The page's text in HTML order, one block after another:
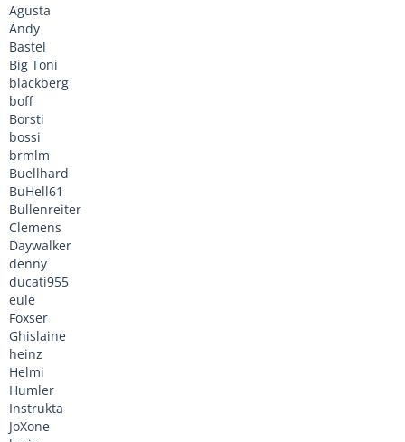
Agusta
Andy
Bastel
Big Toni
blackberg
boff
Borsti
bossi
brmlm
Buellhard
BuHell61
Bullenreiter
Clemens
Daywalker
denny
ducati955
eule
Foxser
Ghislaine
heinz
Helmi
Humler
Instrukta
JoXone